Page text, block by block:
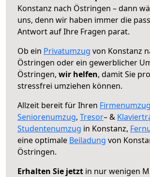
Konstanz nach Östringen – dann
uns, denn wir haben immer die
Antwort auf Ihre Fragen parat.
Ob ein Privatumzug von Konstanz
Östringen oder ein gewerblicher
Östringen, wir helfen, damit Sie
stressfrei umziehen können.
Allzeit bereit für Ihren Firmenumzug
Seniorenumzug, Tresor– &
Studentenumzug in Konstanz,
eine optimale Beiladung von
Östringen.
Erhalten Sie jetzt in nur wenigen